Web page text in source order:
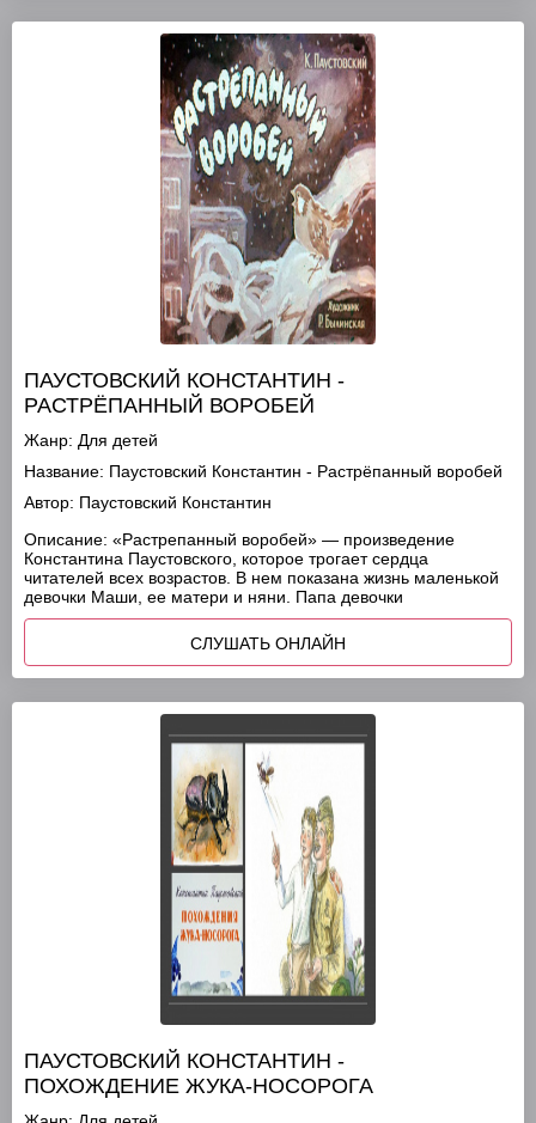
ПАУСТОВСКИЙ КОНСТАНТИН -
РАСТРЁПАННЫЙ ВОРОБЕЙ
Жанр: Для детей
Название: Паустовский Константин - Растрёпанный воробей
Автор: Паустовский Константин
Описание: «Растрепанный воробей» — произведение
Константина Паустовского, которое трогает сердца
читателей всех возрастов. В нем показана жизнь маленькой
девочки Маши, ее матери и няни. Папа девочки
СЛУШАТЬ ОНЛАЙН
ПАУСТОВСКИЙ КОНСТАНТИН -
ПОХОЖДЕНИЕ ЖУКА-НОСОРОГА